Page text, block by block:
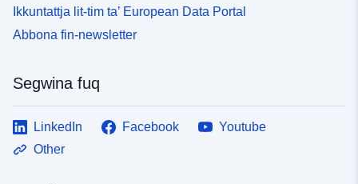
Ikkuntattja lit-tim ta’ European Data Portal
Abbona fin-newsletter
Segwina fuq
LinkedIn Facebook
Youtube
Other